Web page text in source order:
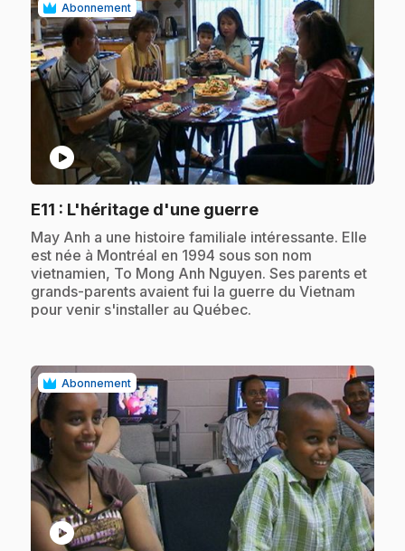
Abonnement
play_circle
E11 : L'héritage d'une guerre.
.May Anh a une histoire familiale intéressante. Elle
est née à Montréal en 1994 sous son nom
vietnamien, To Mong Anh Nguyen. Ses parents et
grands-parents avaient fui la guerre du Vietnam
pour venir s'installer au Québec.
Abonnement
play_circle